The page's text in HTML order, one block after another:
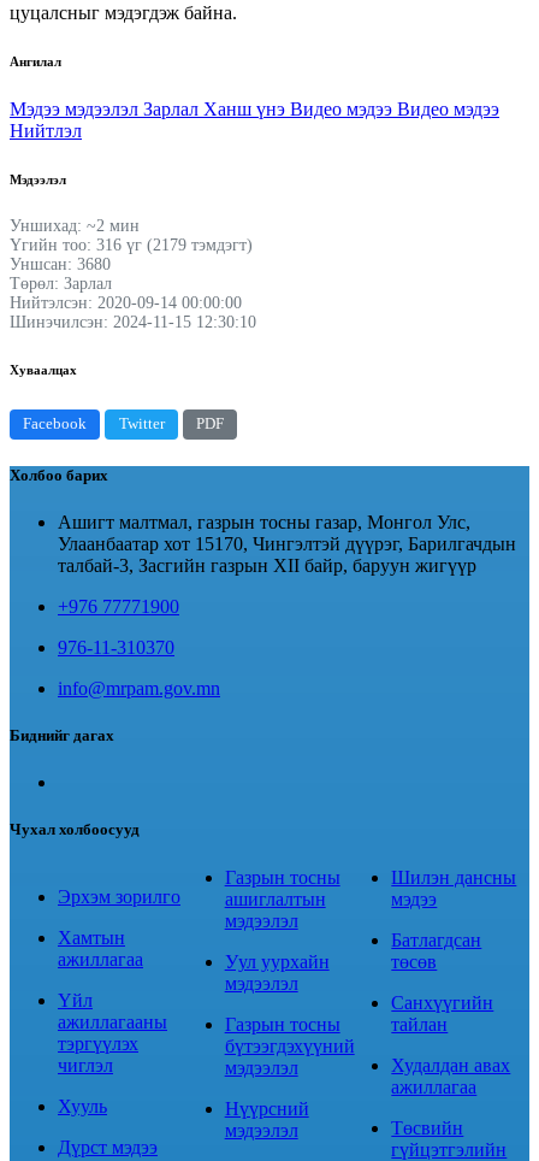
цуцалсныг мэдэгдэж байна.
Ангилал
Мэдээ мэдээлэл Зарлал Ханш үнэ Видео мэдээ Видео мэдээ
Нийтлэл
Мэдээлэл
Уншихад: ~2 мин
Үгийн тоо: 316 үг (2179 тэмдэгт)
Уншсан: 3680
Төрөл: Зарлал
Нийтэлсэн: 2020-09-14 00:00:00
Шинэчилсэн: 2024-11-15 12:30:10
Хуваалцах
Facebook Twitter PDF
Холбоо барих
Ашигт малтмал, газрын тосны газар, Монгол Улс,
Улаанбаатар хот 15170, Чингэлтэй дүүрэг, Барилгачдын
талбай-3, Засгийн газрын XII байр, баруун жигүүр
+976 77771900
976-11-310370
info@mrpam.gov.mn
Биднийг дагах
Чухал холбоосууд
Эрхэм зорилго
Хамтын
ажиллагаа
Үйл
ажиллагааны
тэргүүлэх
чиглэл
Хууль
Дүрст мэдээ
Газрын тосны
ашиглалтын
мэдээлэл
Уул уурхайн
мэдээлэл
Газрын тосны
бүтээгдэхүүний
мэдээлэл
Нүүрсний
мэдээлэл
Шилэн дансны
мэдээ
Батлагдсан
төсөв
Санхүүгийн
тайлан
Худалдан авах
ажиллагаа
Төсвийн
гүйцэтгэлийн